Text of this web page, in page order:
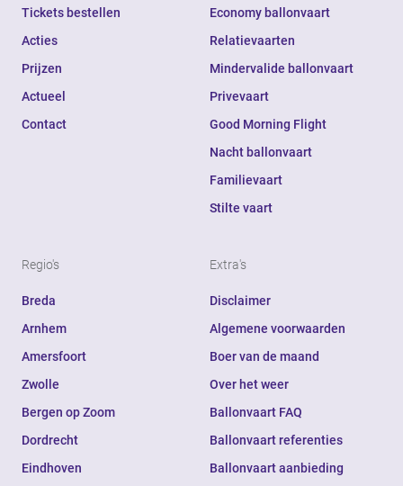
Tickets bestellen
Acties
Prijzen
Actueel
Contact
Economy ballonvaart
Relatievaarten
Mindervalide ballonvaart
Privevaart
Good Morning Flight
Nacht ballonvaart
Familievaart
Stilte vaart
Regio's
Breda
Arnhem
Amersfoort
Zwolle
Bergen op Zoom
Dordrecht
Eindhoven
Extra's
Disclaimer
Algemene voorwaarden
Boer van de maand
Over het weer
Ballonvaart FAQ
Ballonvaart referenties
Ballonvaart aanbieding